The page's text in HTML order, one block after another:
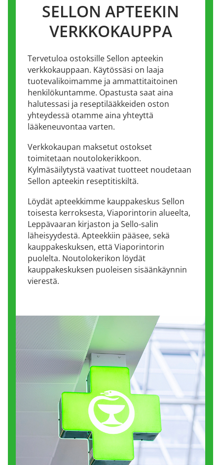
SELLON APTEEKIN
VERKKOKAUPPA
Tervetuloa ostoksille Sellon apteekin
verkkokauppaan. Käytössäsi on laaja
tuotevalikoimamme ja ammattitaitoinen
henkilökuntamme. Opastusta saat aina
halutessasi ja reseptilääkkeiden oston
yhteydessä otamme aina yhteyttä
lääkeneuvontaa varten.
Verkkokaupan maksetut ostokset
toimitetaan noutolokerikkoon.
Kylmäsäilytystä vaativat tuotteet noudetaan
Sellon apteekin reseptitiskiltä.
Löydät apteekkimme kauppakeskus Sellon
toisesta kerroksesta, Viaporintorin alueelta,
Leppävaaran kirjaston ja Sello-salin
läheisyydestä. Apteekkiin pääsee, sekä
kauppakeskuksen, että Viaporintorin
puolelta. Noutolokerikon löydät
kauppakeskuksen puoleisen sisäänkäynnin
vierestä.